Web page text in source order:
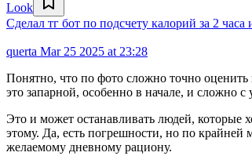
Look
Сделал тг бот по подсчету калорий за 2 часа
querta Mar 25 2025 at 23:28
Понятно, что по фото сложно точно
это запарной, особенно в начале, и сложно
Это и может останавливать людей, которые
этому. Да, есть погрешности, но по крайней
желаемому дневному рациону.